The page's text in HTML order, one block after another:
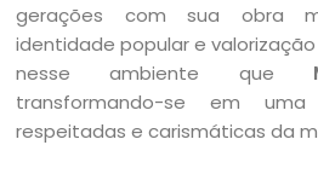
gerações com sua obra
identidade popular e
nesse ambiente que
transformando-se em
respeitadas e carismáticas da